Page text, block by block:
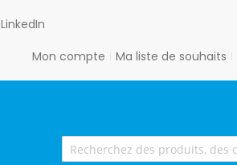
LinkedIn
Mon compte
Ma liste de souhaits